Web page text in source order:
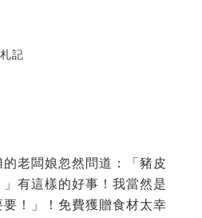
記
老闆娘忽然問道：「豬皮
有這樣的好事！我當然是
！」！免費獲贈食材太幸